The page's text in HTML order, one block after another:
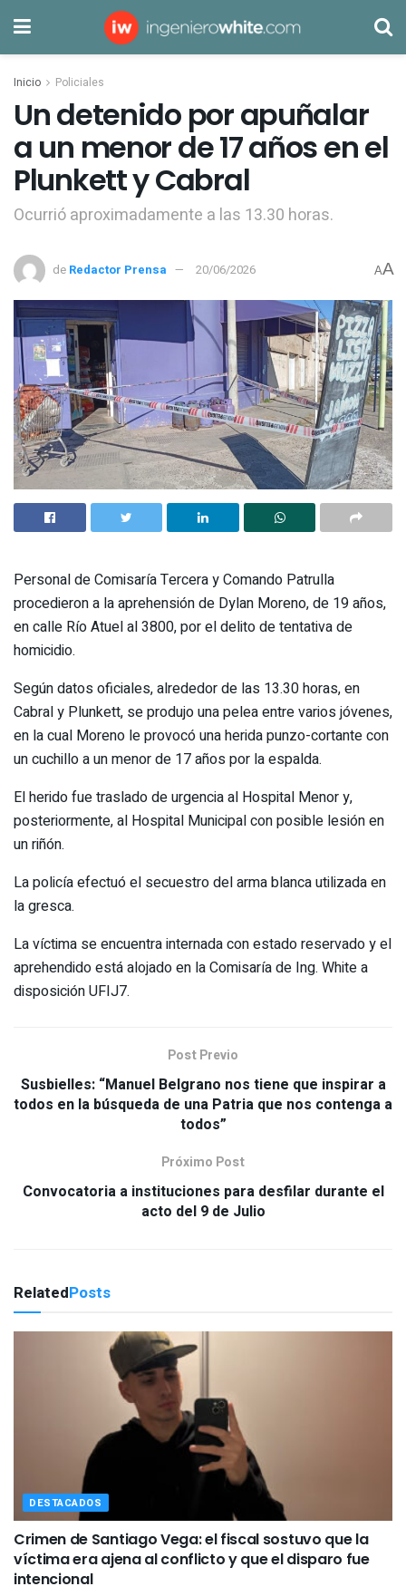
Inicio Policiales
Un detenido por apuñalar
a un menor de 17 años en el
Plunkett y Cabral
Ocurrió aproximadamente a las 13.30 horas.
de Redactor Prensa 20/06/2026 AA
Personal de Comisaría Tercera y Comando Patrulla
procedieron a la aprehensión de Dylan Moreno, de 19 años,
en calle Río Atuel al 3800, por el delito de tentativa de
homicidio.
Según datos oficiales, alrededor de las 13.30 horas, en
Cabral y Plunkett, se produjo una pelea entre varios jóvenes,
en la cual Moreno le provocó una herida punzo-cortante con
un cuchillo a un menor de 17 años por la espalda.
El herido fue traslado de urgencia al Hospital Menor y,
posteriormente, al Hospital Municipal con posible lesión en
un riñón.
La policía efectuó el secuestro del arma blanca utilizada en
la gresca.
La víctima se encuentra internada con estado reservado y el
aprehendido está alojado en la Comisaría de Ing. White a
disposición UFIJ7.
Post Previo
Susbielles: “Manuel Belgrano nos tiene que inspirar a
todos en la búsqueda de una Patria que nos contenga a
todos”
Próximo Post
Convocatoria a instituciones para desfilar durante el
acto del 9 de Julio
RelatedPosts
DESTACADOS
Crimen de Santiago Vega: el fiscal sostuvo que la
víctima era ajena al conflicto y que el disparo fue
intencional